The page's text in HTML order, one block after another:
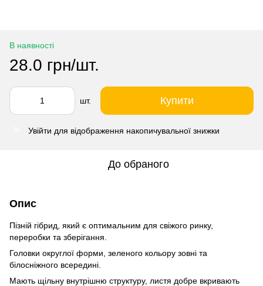
В наявності
28.0 грн/шт.
шт. Купити
Увійти для відображення накопичувальної знижки
До обраного
Опис
Пізній гібрид, який є оптимальним для свіжого ринку,
переробки та зберігання.
Головки округлої форми, зеленого кольору зовні та
білосніжного всередині.
Мають щільну внутрішню структуру, листя добре вкривають